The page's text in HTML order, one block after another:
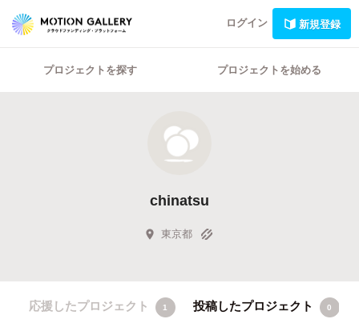
ログイン 新規登録
プロジェクトを探す プロジェクトを始める
chinatsu
東京都
応援したプロジェクト 1 投稿したプロジェクト 0